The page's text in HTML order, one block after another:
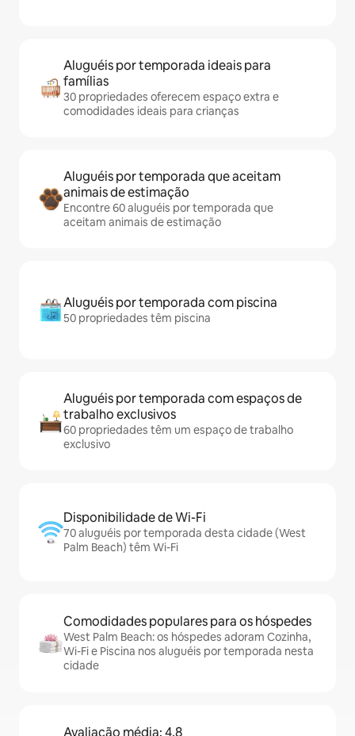
Aluguéis por temporada ideais para
famílias
30 propriedades oferecem espaço extra e
comodidades ideais para crianças
Aluguéis por temporada que aceitam
animais de estimação
Encontre 60 aluguéis por temporada que
aceitam animais de estimação
Aluguéis por temporada com piscina
50 propriedades têm piscina
Aluguéis por temporada com espaços de
trabalho exclusivos
60 propriedades têm um espaço de trabalho
exclusivo
Disponibilidade de Wi-Fi
70 aluguéis por temporada desta cidade (West
Palm Beach) têm Wi-Fi
Comodidades populares para os hóspedes
West Palm Beach: os hóspedes adoram Cozinha,
Wi-Fi e Piscina nos aluguéis por temporada nesta
cidade
Avaliação média: 4,8